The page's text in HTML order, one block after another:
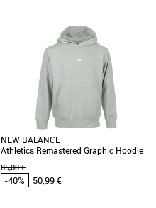
Vêtements pas cher et Promos
Fabriqué à partir de jersey bouclé de
haute qualité, ce pantalon est votre
héros. Proposant deux [...]
NEW BALANCE
Athletics Remastered Graphic Hoodie
85,00 €
-40% 50,99 €